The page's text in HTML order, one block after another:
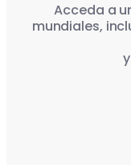
Acceda a
mundiales,